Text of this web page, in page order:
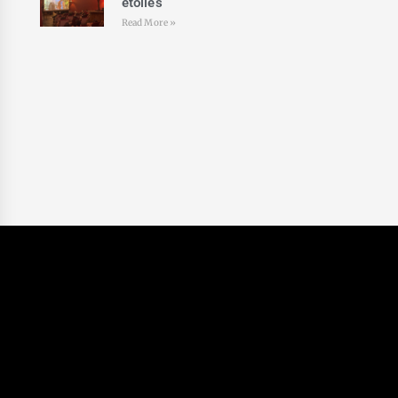
Read More »